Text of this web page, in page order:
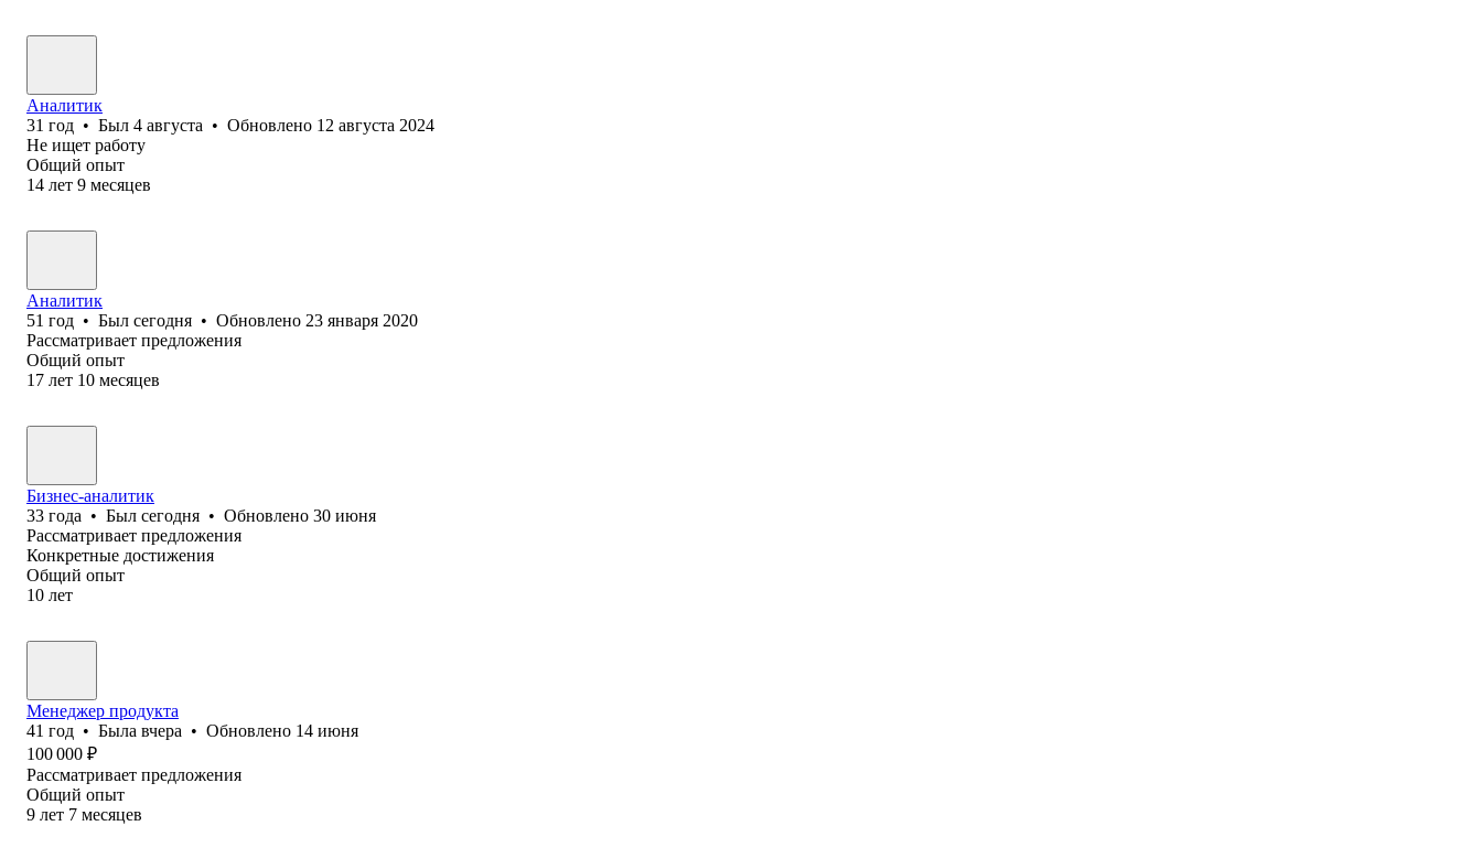
Аналитик
31 год • Был 4 августа • Обновлено 12 августа 2024
Не ищет работу
Общий опыт
14 лет 9 месяцев
Аналитик
51 год • Был сегодня • Обновлено 23 января 2020
Рассматривает предложения
Общий опыт
17 лет 10 месяцев
Бизнес-аналитик
33 года • Был сегодня • Обновлено 30 июня
Рассматривает предложения
Конкретные достижения
Общий опыт
10 лет
Менеджер продукта
41 год • Была вчера • Обновлено 14 июня
100 000 ₽
Рассматривает предложения
Общий опыт
9 лет 7 месяцев